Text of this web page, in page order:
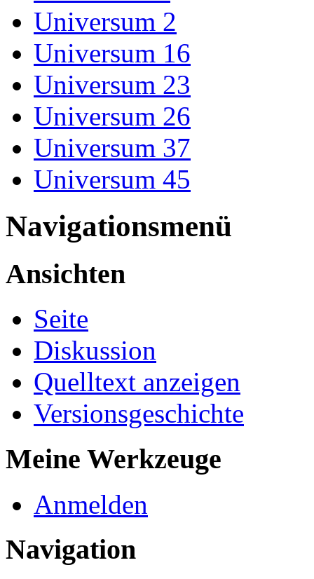
Universum 2
Universum 16
Universum 23
Universum 26
Universum 37
Universum 45
Navigationsmenü
Ansichten
Seite
Diskussion
Quelltext anzeigen
Versionsgeschichte
Meine Werkzeuge
Anmelden
Navigation